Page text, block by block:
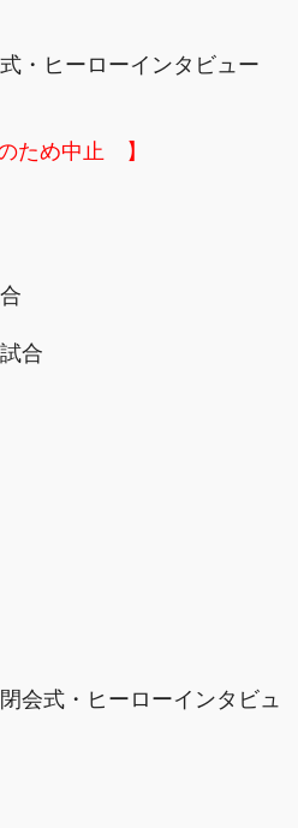
ヒーローインタビュー
ため中止 】
合
式・ヒーローインタビュ